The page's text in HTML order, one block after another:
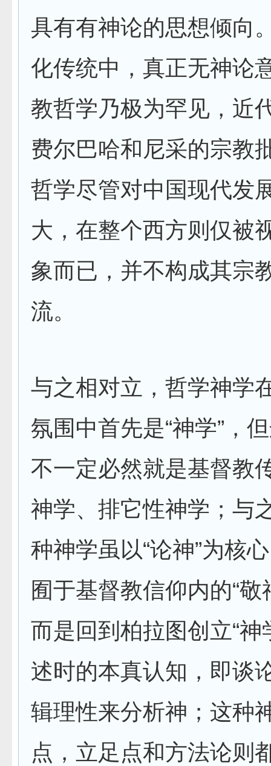
具有有神论的思想倾向
化传统中，真正无神论
教哲学乃极为罕见，近
费尔巴哈和尼采的宗教
哲学尽管对中国现代发
大，在整个西方则仅被
象而已，并不构成其宗
流。
与之相对立，哲学神学
氛围中首先是“神学”，
不一定必然就是基督教
神学、排它性神学；与
种神学虽以“论神”为核
囿于基督教信仰内的“敬
而是回到柏拉图创立“神
述时的本真认知，即谈
辑理性来分析神；这种
点，立足点和方法论则